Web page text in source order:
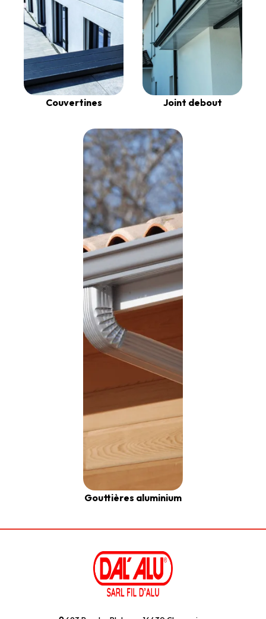
Couvertines Joint debout
Gouttières aluminium